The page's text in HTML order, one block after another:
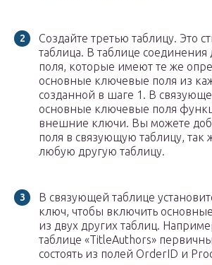
Создайте третью таблицу. Это
таблица. В таблице соединения
поля, которые имеют те же
основные ключевые поля из
созданной в шаге 1. В
основные ключевые поля
внешние ключи. Вы можете
поля в связующую таблицу, так
любую другую таблицу.
В связующей таблице
ключ, чтобы включить
из двух других таблиц.
таблице «TitleAuthors»
состоять из полей OrderID и